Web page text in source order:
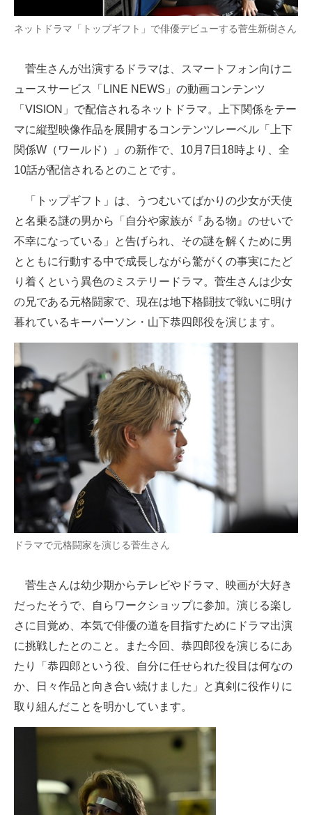
経営リーダーのコミュニティ
ITエンジニア向け専門サイト
IT製品の技術・比較・事例
製造業のIT導入・活用を支援
モノづくり技術者専門サイト
エレクトロニクス専門サイト
電子設計の基本と応用
エネルギーの専門メディア
建設×テクノロジーの最前線
ちょっと気になるネットの話題
ネットドラマ「トップギフト」で俳優デビューする菅生新樹さん
菅生さんが出演するドラマは、スマートフォン向けニ
ュースサービス「LINE NEWS」の動画コンテンツ
「VISION」で配信されるネットドラマ。上下関係をテー
マに縦型映像作品を展開するコンテンツレーベル「上下
関係W（ワールド）」の新作で、10月7日18時より、全
10話が配信されるとのことです。
「トップギフト」は、うつむいてばかりの少女が天使
と名乗る謎の男から「自分や家族が『ある物』のせいで
不幸になっている」と告げられ、その謎を解くために男
とともに行動する中で成長しながら驚がくの事実にたど
り着くという異色のミステリードラマ。菅生さんは少女
の兄である元格闘家で、現在は地下格闘技で戦いに明け
暮れているキーパーソン・山下恭四郎役を演じます。
ドラマで元格闘家を演じる菅生さん
菅生さんは幼少期からテレビやドラマ、映画が大好き
だったそうで、自らワークショップに参加。演じる楽し
さに目覚め、本気で俳優の道を目指すためにドラマ出演
に挑戦したとのこと。また今回、恭四郎役を演じるにあ
たり「恭四郎という役、自分に任せられた役目は何なの
か、日々作品と向き合い続けました」と真剣に役作りに
取り組んだことを明かしています。